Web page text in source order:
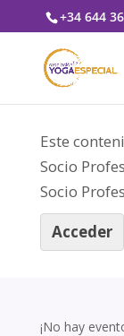
+34 644
Este
Socio
Socio
Acceder
¡No hay